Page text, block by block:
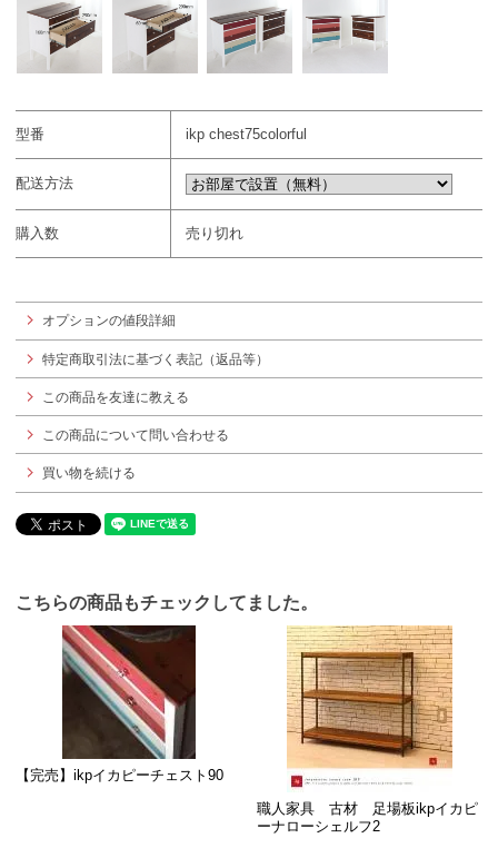
型番 ikp chest75colorful
配送方法
購入数 売り切れ
オプションの値段詳細
特定商取引法に基づく表記（返品等）
この商品を友達に教える
この商品について問い合わせる
買い物を続ける
こちらの商品もチェックしてました。
【完売】ikpイカピーチェスト90
職人家具 古材 足場板ikpイカピ
ーナローシェルフ2